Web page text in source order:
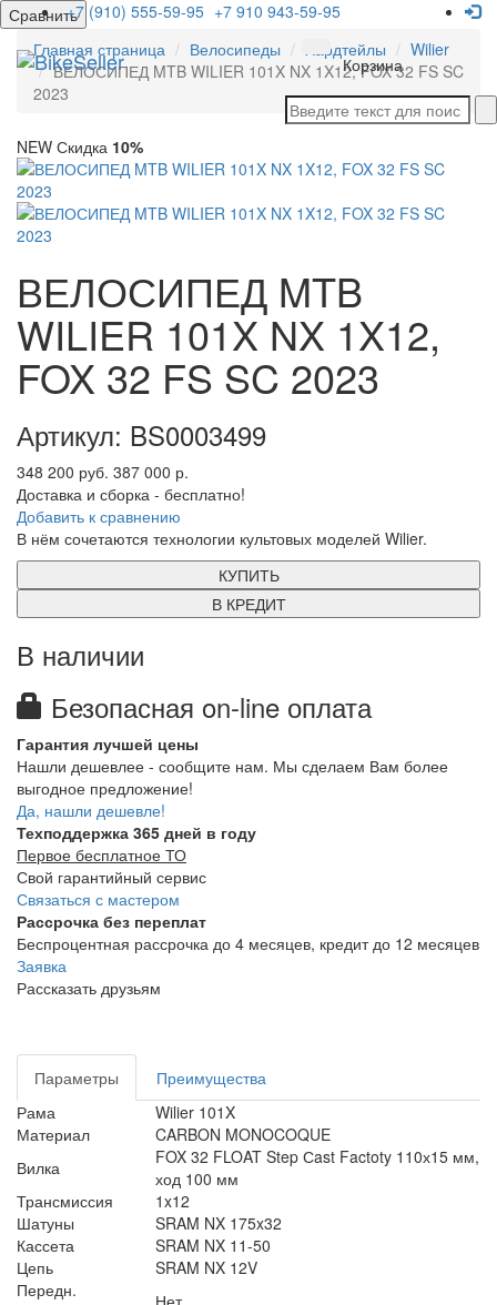
Сравнить+7 (910) 555-59-95 +7 910 943-59-95
Меню
Корзина
Главная страница Велосипеды Хардтейлы
Wilier
ВЕЛОСИПЕД MTB WILIER 101X NX 1X12, FOX 32 FS SC
2023
NEW Скидка 10%
ВЕЛОСИПЕД MTB
WILIER 101X NX 1X12,
FOX 32 FS SC 2023
Артикул: BS0003499
348 200 руб. 387 000 р.
Доставка и сборка - бесплатно!
Добавить к сравнению
В нём сочетаются технологии культовых моделей Wilier.
КУПИТЬ
В КРЕДИТ
В наличии
Безопасная on-line оплата
Гарантия лучшей цены
Нашли дешевлее - сообщите нам. Мы сделаем Вам более
выгодное предложение!
Да, нашли дешевле!
Техподдержка 365 дней в году
Первое бесплатное ТО
Свой гарантийный сервис
Связаться с мастером
Рассрочка без переплат
Беспроцентная рассрочка до 4 месяцев, кредит до 12 месяцев
Заявка
Рассказать друзьям
Параметры
Преимущества
Рама
Wilier 101X
Материал
CARBON MONOCOQUE
Вилка
FOX 32 FLOAT Step Сast Factoty 110х15 мм,
ход 100 мм
Трансмиссия
1x12
Шатуны
SRAM NX 175x32
Кассета
SRAM NX 11-50
Цепь
SRAM NX 12V
Передн.
Нет